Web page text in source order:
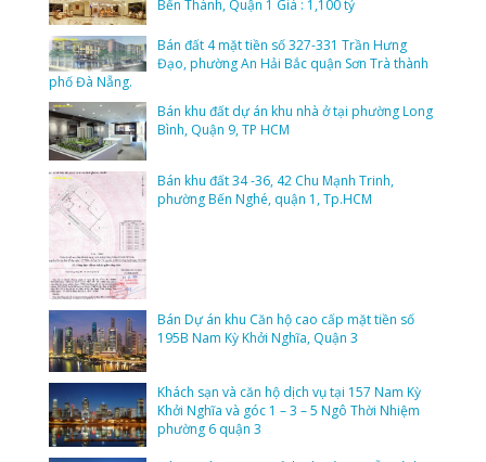
Bến Thành, Quận 1 Giá : 1,100 tỷ
Bán đất 4 mặt tiền số 327-331 Trần Hưng
Đạo, phường An Hải Bắc quận Sơn Trà thành
phố Đà Nẵng.
Bán khu đất dự án khu nhà ở tại phường Long
Bình, Quận 9, TP HCM
Bán khu đất 34 -36, 42 Chu Mạnh Trinh,
phường Bến Nghé, quận 1, Tp.HCM
Bán Dự án khu Căn hộ cao cấp mặt tiền số
195B Nam Kỳ Khởi Nghĩa, Quận 3
Khách sạn và căn hộ dịch vụ tại 157 Nam Kỳ
Khởi Nghĩa và góc 1 – 3 – 5 Ngô Thời Nhiệm
phường 6 quận 3